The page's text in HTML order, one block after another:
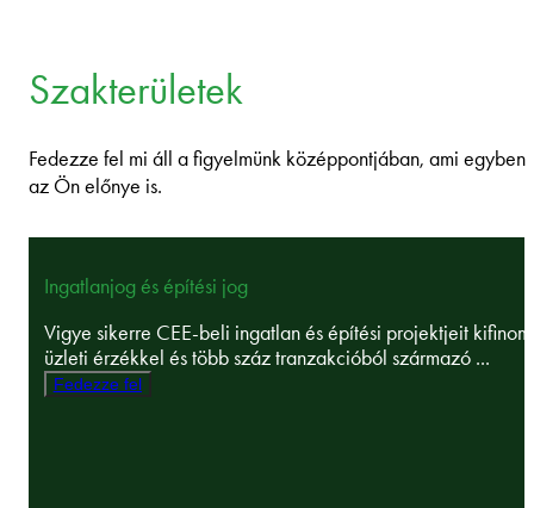
Szakterületek
Fedezze fel mi áll a figyelmünk középpontjában, ami egyben
az Ön előnye is.
Ingatlanjog és építési jog
Vigye sikerre CEE-beli ingatlan és építési projektjeit
üzleti érzékkel és több száz tranzakcióból származó ...
Fedezze fel